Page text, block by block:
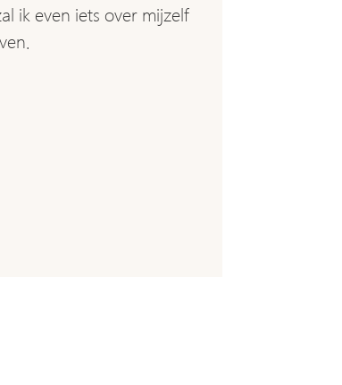
ik even iets over mijzelf